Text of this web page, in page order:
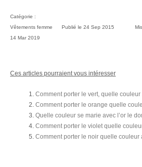
Catégorie :
Vêtements femme
Publié le 24 Sep 2015
14 Mar 2019
Ces articles pourraient vous intéresser
Comment porter le vert, quelle couleur
Comment porter le orange quelle
Quelle couleur se marie avec l’or le
Comment porter le violet quelle
Comment porter le noir quelle couleur